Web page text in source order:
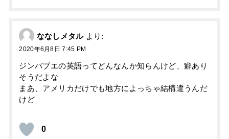
ななしメタル より:
2020年6月8日 7:45 PM
ジンバブエの英語ってどんなんか知らんけど、癖あり
そうだよな
まあ、アメリカだけでも地方によっちゃ結構違うんだ
けど
0